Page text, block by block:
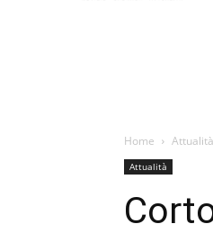
Home Attualità
Attualità